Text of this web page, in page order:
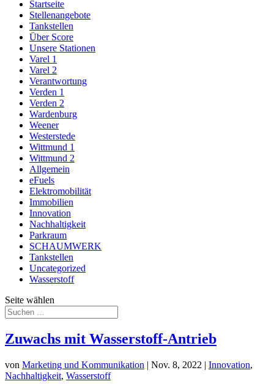
Startseite
Stellenangebote
Tankstellen
Über Score
Unsere Stationen
Varel 1
Varel 2
Verantwortung
Verden 1
Verden 2
Wardenburg
Weener
Westerstede
Wittmund 1
Wittmund 2
Allgemein
eFuels
Elektromobilität
Immobilien
Innovation
Nachhaltigkeit
Parkraum
SCHAUMWERK
Tankstellen
Uncategorized
Wasserstoff
Seite wählen
Zuwachs mit Wasserstoff-Antrieb
von Marketing und Kommunikation | Nov. 8, 2022 | Innovation,
Nachhaltigkeit, Wasserstoff